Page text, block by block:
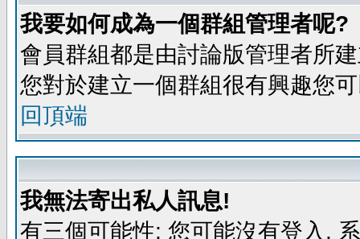
我要如何成為一個群組管理者呢?
會員群組都是由討論版管理者所
您對於建立一個群組很有興趣您
回頂端
我無法寄出私人訊息!
有三個可能性; 您可能沒有登入,